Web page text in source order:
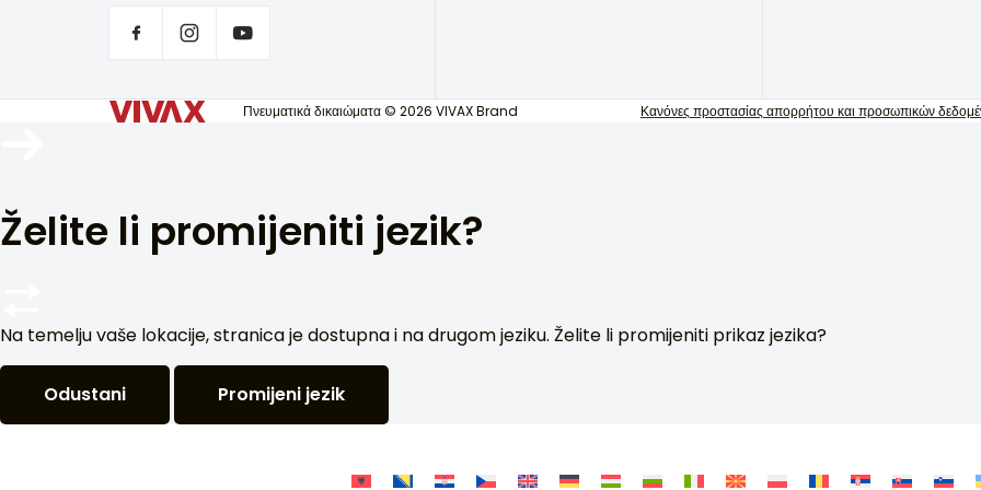
Πνευματικά δικαιώματα © 2026 VIVAX Brand Κανόνες προστασίας απορρήτου και προσωπικών
Želite li promijeniti jezik?
Na temelju vaše lokacije, stranica je dostupna i na drugom jeziku. Želite li promijeniti prikaz jezika?
Odustani Promijeni jezik